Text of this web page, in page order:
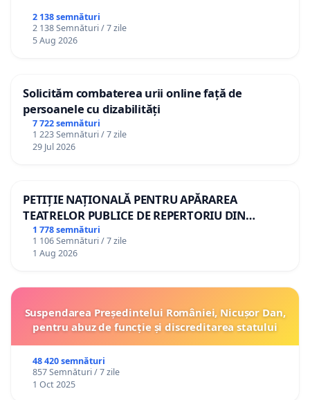
2 138 semnături
2 138 Semnături / 7 zile
5 Aug 2026
Solicităm combaterea urii online față de
persoanele cu dizabilități
7 722 semnături
1 223 Semnături / 7 zile
29 Jul 2026
PETIȚIE NAȚIONALĂ PENTRU APĂRAREA
TEATRELOR PUBLICE DE REPERTORIU DIN
ROMÂNIA
1 778 semnături
1 106 Semnături / 7 zile
1 Aug 2026
Suspendarea Președintelui României, Nicușor Dan,
pentru abuz de funcție și discreditarea statului
48 420 semnături
857 Semnături / 7 zile
1 Oct 2025